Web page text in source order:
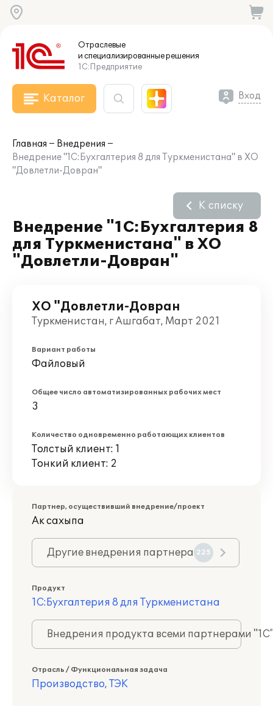
Отраслевые
и специализированныерешения
1С:Предприятие
Каталог Вход
Главная
Внедрения
Внедрение "1С:Бухгалтерия 8 для Туркменистана" в ХО
"Довлетли-Довран"
Внедрение "1С:Бухгалтерия 8
для Туркменистана" в ХО
"Довлетли-Довран"
К списку
ХО "Довлетли-Довран
Туркменистан, г Ашгабат, Март 2021
Вариант работы
Файловый
Общее число автоматизированных рабочих мест
3
Количество одновременно работающих клиентов
Толстый клиент: 1
Тонкий клиент: 2
Партнер, осуществивший внедрение/проект
Ак сахыпа
Другие внедрения партнера 225
Продукт
1С:Бухгалтерия 8 для Туркменистана
Внедрения продукта всеми партнерами
Отрасль / Функциональная задача
Производство, ТЭК